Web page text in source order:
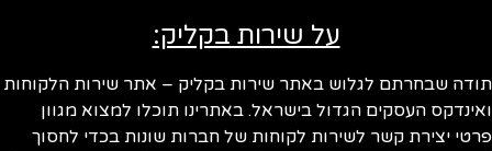
על שירות בקליק:
שבחרתם לגלוש באתר שירות בקליק – אתר שירות הלקוחות
העסקים הגדול בישראל. באתרינו תוכלו למצוא מגוון
יצירת קשר לשירות לקוחות של חברות שונות בכדי לחסוך